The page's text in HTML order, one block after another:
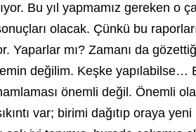
Bu yıl yapmamız gereken o
olacak. Çünkü bu
Yaparlar mı? Zamanı da
değilim. Keşke yapılabilse…
önemli değil. Önemli
var; birimi dağıtıp oraya